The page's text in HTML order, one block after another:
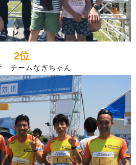
2位
チームなぎちゃん